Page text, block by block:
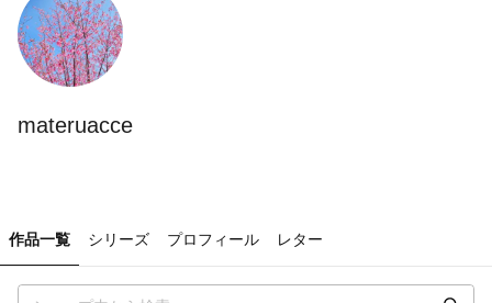
materuacce
作品一覧 シリーズ プロフィール レター